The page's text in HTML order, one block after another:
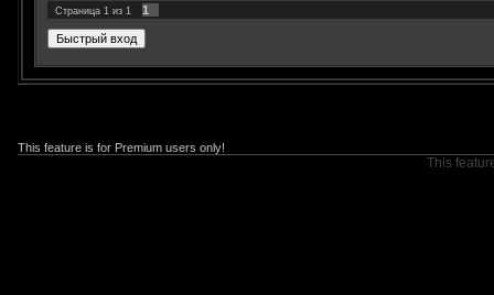
Страница 1 из 1 1
This feature is for Premium users only!
This